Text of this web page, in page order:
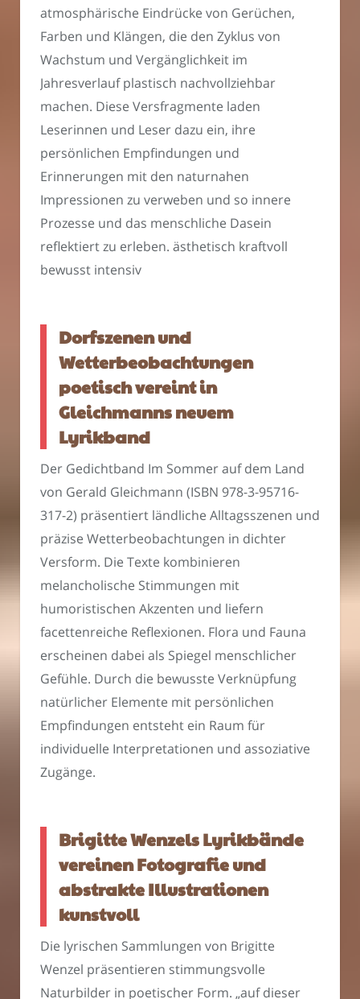
atmosphärische Eindrücke von Gerüchen,
Farben und Klängen, die den Zyklus von
Wachstum und Vergänglichkeit im
Jahresverlauf plastisch nachvollziehbar
machen. Diese Versfragmente laden
Leserinnen und Leser dazu ein, ihre
persönlichen Empfindungen und
Erinnerungen mit den naturnahen
Impressionen zu verweben und so innere
Prozesse und das menschliche Dasein
reflektiert zu erleben. ästhetisch kraftvoll
bewusst intensiv
Dorfszenen und
Wetterbeobachtungen
poetisch vereint in
Gleichmanns neuem
Lyrikband
Der Gedichtband Im Sommer auf dem Land
von Gerald Gleichmann (ISBN 978-3-95716-
317-2) präsentiert ländliche Alltagsszenen und
präzise Wetterbeobachtungen in dichter
Versform. Die Texte kombinieren
melancholische Stimmungen mit
humoristischen Akzenten und liefern
facettenreiche Reflexionen. Flora und Fauna
erscheinen dabei als Spiegel menschlicher
Gefühle. Durch die bewusste Verknüpfung
natürlicher Elemente mit persönlichen
Empfindungen entsteht ein Raum für
individuelle Interpretationen und assoziative
Zugänge.
Brigitte Wenzels Lyrikbände
vereinen Fotografie und
abstrakte Illustrationen
kunstvoll
Die lyrischen Sammlungen von Brigitte
Wenzel präsentieren stimmungsvolle
Naturbilder in poetischer Form. „auf dieser